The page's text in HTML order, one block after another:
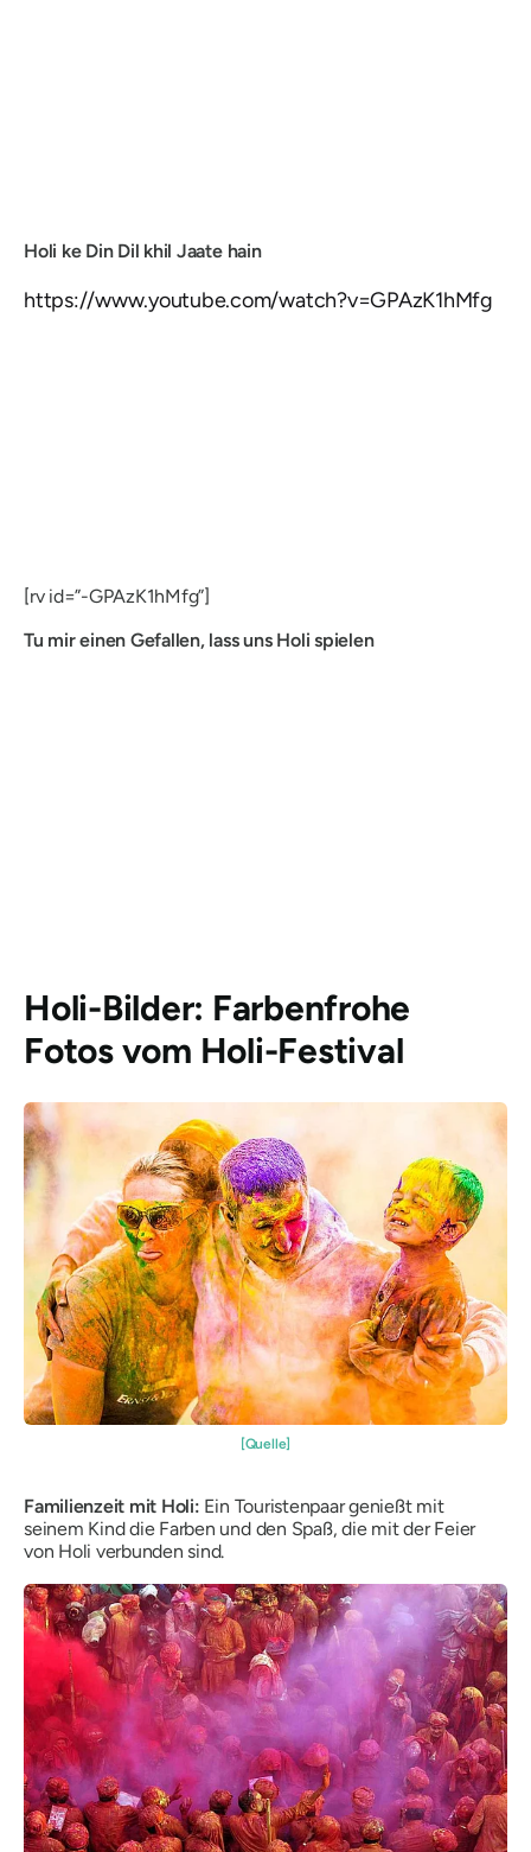
Holi ke Din Dil khil Jaate hain
https://www.youtube.com/watch?v=GPAzK1hMfg
[rv id=”-GPAzK1hMfg”]
Tu mir einen Gefallen, lass uns Holi spielen
Holi-Bilder: Farbenfrohe
Fotos vom Holi-Festival
[Quelle]
Familienzeit mit Holi: Ein Touristenpaar genießt mit
seinem Kind die Farben und den Spaß, die mit der Feier
von Holi verbunden sind.